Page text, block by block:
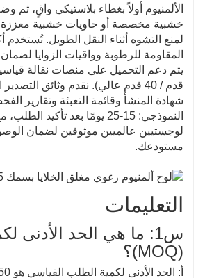
الألمنيوم أولاً بغطاء بلاستيكي واقٍ، ثم
خشبية مخصصة أو حاويات خشبية
لمنع التشوه أثناء النقل الطويل.
المقاومة للرطوبة وواقيات الزوايا
قدم / 40 قدم عالي). نقدم وثائق
شهادة المنشأ وقائمة التعبئة وتقارير
النموذجي: 15-25 يومًا بعد تأكيد
لوجستيين عالميين موثوقين لضمان
مستودعك.
التعليمات
س1: ما هي الحد الأدنى
(MOQ)؟